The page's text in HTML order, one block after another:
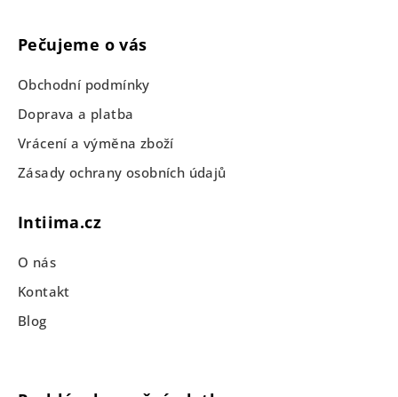
Pečujeme o vás
Obchodní podmínky
Doprava a platba
Vrácení a výměna zboží
Zásady ochrany osobních údajů
Intiima.cz
O nás
Kontakt
Blog